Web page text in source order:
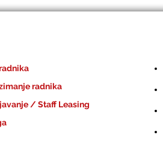
radnika
/ Staff Leasing